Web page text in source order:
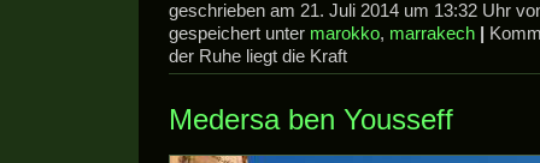
geschrieben am 21. Juli 2014 um 13:32 Uhr
gespeichert unter marokko, marrakech
der Ruhe liegt die Kraft
Medersa ben Yousseff